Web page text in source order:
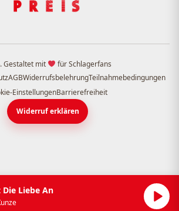
Gestaltet mit
für Schlagerfans
AGBWiderrufsbelehrungTeilnahmebedingungen
EinstellungenBarrierefreiheit
Widerruf erklären
Liebe An